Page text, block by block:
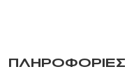
ΠΛΗΡΟΦΟΡΙΕΣ